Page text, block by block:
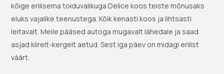
kõige erilisema toiduvalikuga Delice koos teiste mõnusaks
eluks vajalike teenustega. Kõik kenasti koos ja lihtsasti
leitavalt. Meile pääsed autoga mugavalt lähedale ja saad
asjad kiirelt-kergelt aetud. Sest iga päev on midagi erilist
väärt.